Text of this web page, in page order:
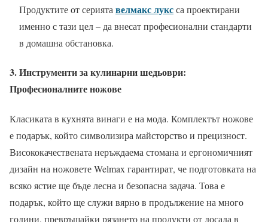
Продуктите от серията велмакс луксса проектирани
именно с тази цел – да внесат професионални стандарти
в домашна обстановка.
3. Инструменти за кулинарни шедьоври:
Професионалните ножове
Класиката в кухнята винаги е на мода. Комплектът ножове
е подарък, който символизира майсторство и прецизност.
Висококачествената неръждаема стомана и ергономичният
дизайн на ножовете Welmax гарантират, че подготовката на
всяко ястие ще бъде лесна и безопасна задача. Това е
подарък, който ще служи вярно в продължение на много
години, превръщайки рязането на продукти от досада в